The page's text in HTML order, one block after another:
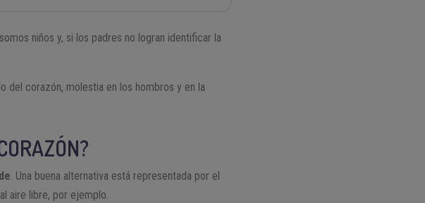
niños y, si los padres no logran identificar la
del corazón, molestia en los hombros y en la
?
. Una buena alternativa está representada por el
aire libre, por ejemplo.